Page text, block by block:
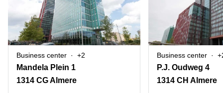
Vergaderruimten
Virtueel
Kantoor
Bedrijfsruimte
Bergen
Zoom
Amersfoort
Breda
Hengelo
Kantoor
huren
Tiel
Kantoor
huren
Reeuwijk
Log in
Business center +2
Mandela Plein 1
1314 CG Almere
Business center
P.J. Oudweg 4
1314 CH Almere